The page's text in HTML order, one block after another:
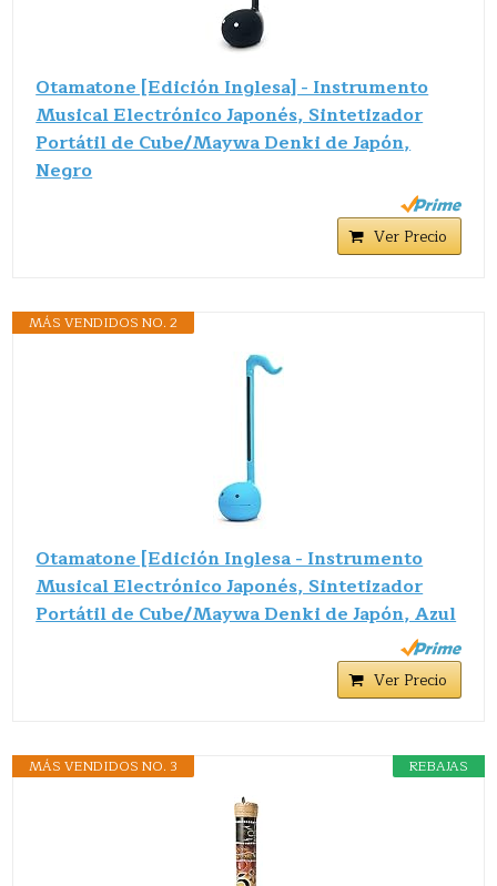
Otamatone [Edición Inglesa] - Instrumento
Musical Electrónico Japonés, Sintetizador
Portátil de Cube/Maywa Denki de Japón,
Negro
Ver Precio
MÁS VENDIDOS NO. 2
Otamatone [Edición Inglesa - Instrumento
Musical Electrónico Japonés, Sintetizador
Portátil de Cube/Maywa Denki de Japón, Azul
Ver Precio
REBAJAS
MÁS VENDIDOS NO. 3